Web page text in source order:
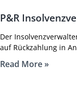
P&R
Der
auf Rückzahlung in
Read More »